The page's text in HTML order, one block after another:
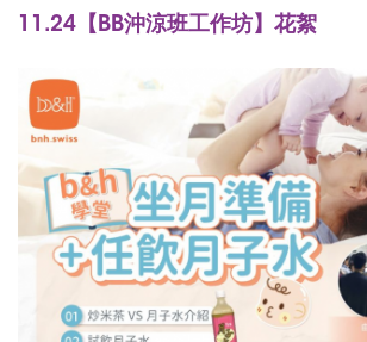
11.24【BB沖涼班工作坊】花絮